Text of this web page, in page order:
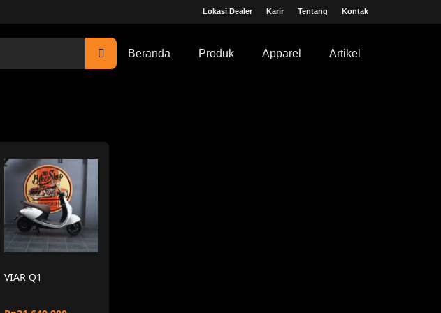
Lokasi Dealer Karir Tentang Kontak
Beranda Produk Apparel Artikel
VIAR Q1